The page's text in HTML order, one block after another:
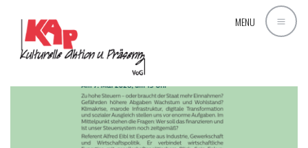
MENU
AUTHOR ARCHIVES: